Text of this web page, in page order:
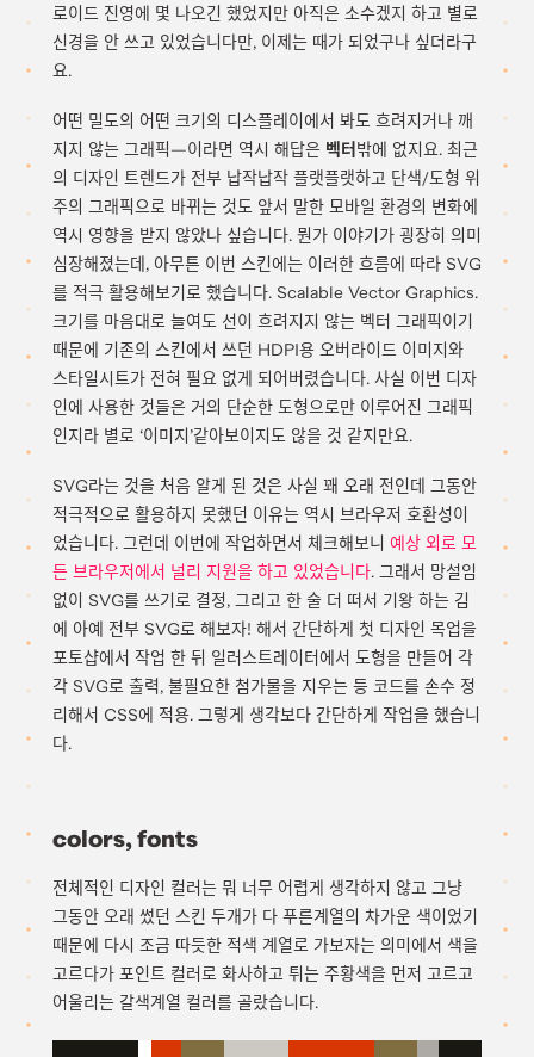
로이드 진영에 몇 나오긴 했었지만 아직은 소수겠지 하고 별로
신경을 안 쓰고 있었습니다만, 이제는 때가 되었구나 싶더라구
요.
어떤 밀도의 어떤 크기의 디스플레이에서 봐도 흐려지거나 깨
지지 않는 그래픽—이라면 역시 해답은 벡터 밖에 없지요. 최근
의 디자인 트렌드가 전부 납작납작 플랫플랫하고 단색/도형 위
주의 그래픽으로 바뀌는 것도 앞서 말한 모바일 환경의 변화에
역시 영향을 받지 않았나 싶습니다. 뭔가 이야기가 굉장히 의미
심장해졌는데, 아무튼 이번 스킨에는 이러한 흐름에 따라 SVG
를 적극 활용해보기로 했습니다. Scalable Vector Graphics.
크기를 마음대로 늘여도 선이 흐려지지 않는 벡터 그래픽이기
때문에 기존의 스킨에서 쓰던 HDPI용 오버라이드 이미지와
스타일시트가 전혀 필요 없게 되어버렸습니다. 사실 이번 디자
인에 사용한 것들은 거의 단순한 도형으로만 이루어진 그래픽
인지라 별로 ‘이미지’같아보이지도 않을 것 같지만요.
SVG라는 것을 처음 알게 된 것은 사실 꽤 오래 전인데 그동안
적극적으로 활용하지 못했던 이유는 역시 브라우저 호환성이
었습니다. 그런데 이번에 작업하면서 체크해보니 예상 외로 모
든 브라우저에서 널리 지원을 하고 있었습니다. 그래서 망설임
없이 SVG를 쓰기로 결정, 그리고 한 술 더 떠서 기왕 하는 김
에 아예 전부 SVG로 해보자! 해서 간단하게 첫 디자인 목업을
포토샵에서 작업 한 뒤 일러스트레이터에서 도형을 만들어 각
각 SVG로 출력, 불필요한 첨가물을 지우는 등 코드를 손수 정
리해서 CSS에 적용. 그렇게 생각보다 간단하게 작업을 했습니
다.
colors, fonts
전체적인 디자인 컬러는 뭐 너무 어렵게 생각하지 않고 그냥
그동안 오래 썼던 스킨 두개가 다 푸른계열의 차가운 색이었기
때문에 다시 조금 따듯한 적색 계열로 가보자는 의미에서 색을
고르다가 포인트 컬러로 화사하고 튀는 주황색을 먼저 고르고
어울리는 갈색계열 컬러를 골랐습니다.